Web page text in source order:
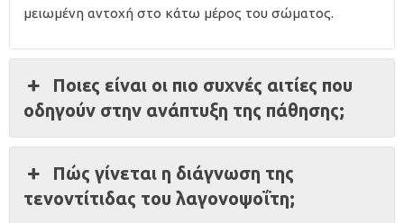
μειωμένη αντοχή στο κάτω μέρος του σώματος.
Ποιες είναι οι πιο συχνές αιτίες που
οδηγούν στην ανάπτυξη της πάθησης;
Πώς γίνεται η διάγνωση της
τενοντίτιδας του λαγονοψοΐτη;